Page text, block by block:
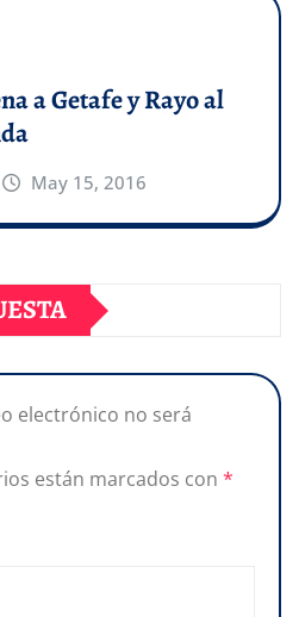
a Getafe y Rayo al
May 15, 2016
electrónico no será
están marcados con *